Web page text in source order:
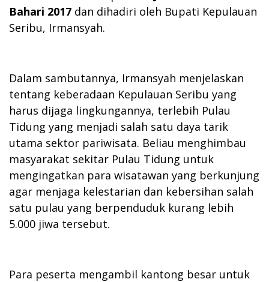
Bahari 2017 dan dihadiri oleh Bupati Kepulauan
Seribu, Irmansyah.
Dalam sambutannya, Irmansyah menjelaskan
tentang keberadaan Kepulauan Seribu yang
harus dijaga lingkungannya, terlebih Pulau
Tidung yang menjadi salah satu daya tarik
utama sektor pariwisata. Beliau menghimbau
masyarakat sekitar Pulau Tidung untuk
mengingatkan para wisatawan yang berkunjung
agar menjaga kelestarian dan kebersihan salah
satu pulau yang berpenduduk kurang lebih
5.000 jiwa tersebut.
Para peserta mengambil kantong besar untuk